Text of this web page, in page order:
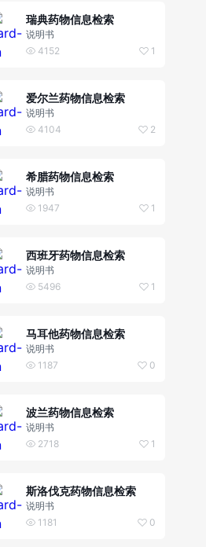
瑞典药物信息检索
说明书
4152
1
爱尔兰药物信息检索
说明书
4104
2
希腊药物信息检索
说明书
1947
1
西班牙药物信息检索
说明书
5496
1
马耳他药物信息检索
说明书
1187
0
波兰药物信息检索
说明书
2718
1
斯洛伐克药物信息检索
说明书
1181
0